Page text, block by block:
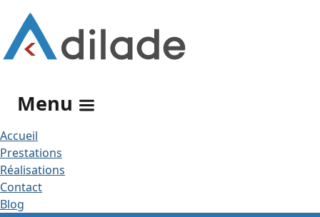
Menu
Accueil
Prestations
Réalisations
Contact
Blog